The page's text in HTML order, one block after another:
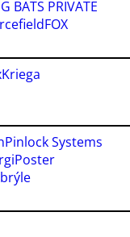
BATS PRIVATE
FOX
Kriega
Pinlock Systems
Poster